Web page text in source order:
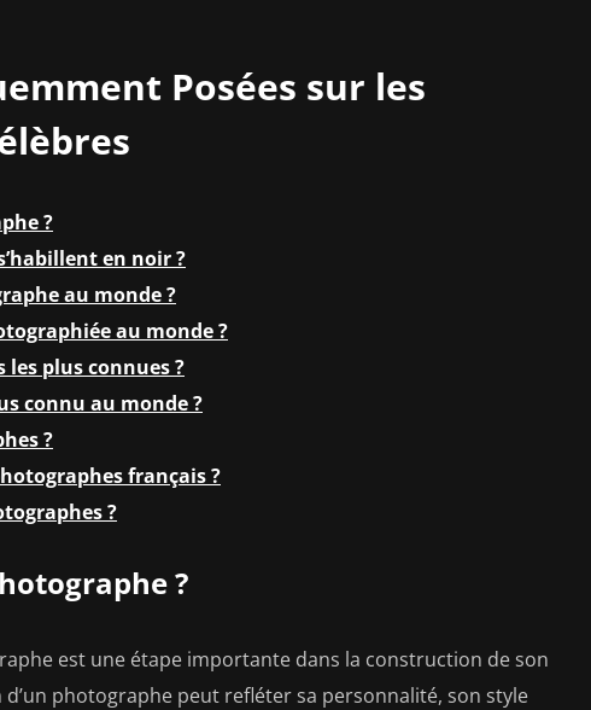
Posées sur les
?
en noir ?
au monde ?
au monde ?
les plus connues ?
connu au monde ?
?
français ?
?
?
est une étape importante dans la construction de son
photographe peut refléter sa personnalité, son style